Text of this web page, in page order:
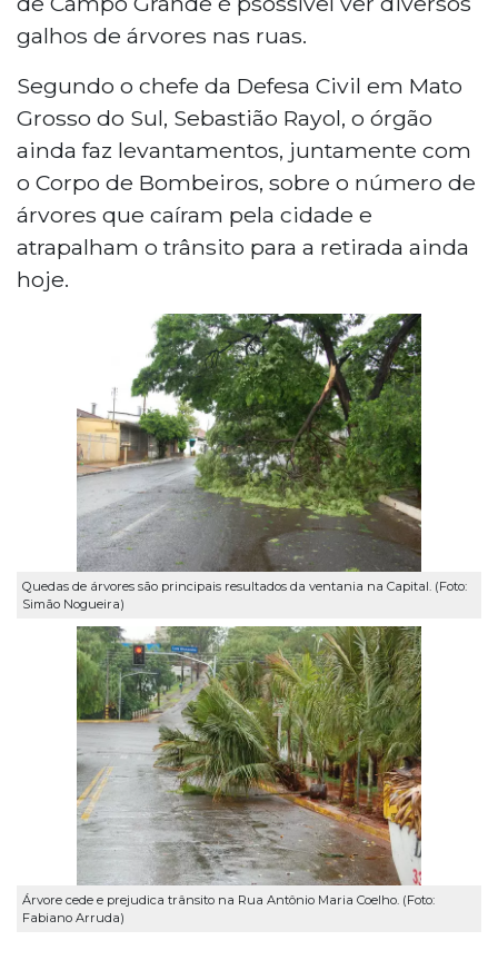
galhos de árvores nas ruas.
Segundo o chefe da Defesa Civil em Mato
Grosso do Sul, Sebastião Rayol, o órgão
ainda faz levantamentos, juntamente com
o Corpo de Bombeiros, sobre o número de
árvores que caíram pela cidade e
atrapalham o trânsito para a retirada ainda
hoje.
Quedas de árvores são principais resultados da ventania na Capital. (Foto:
Simão Nogueira)
Árvore cede e prejudica trânsito na Rua Antônio Maria Coelho. (Foto:
Fabiano Arruda)